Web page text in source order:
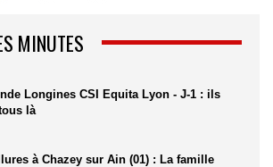
MINUTES
Longines CSI Equita Lyon - J-1 : ils
là
à Chazey sur Ain (01) : La famille